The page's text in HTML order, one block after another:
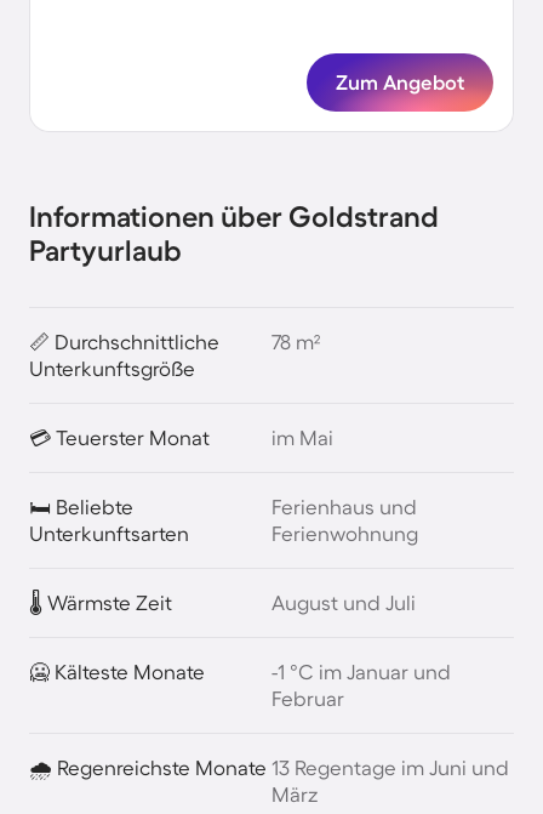
Zum Angebot
Informationen über Goldstrand
Partyurlaub
📏 Durchschnittliche
Unterkunftsgröße
78 m²
💳 Teuerster Monat im Mai
🛏️ Beliebte
Unterkunftsarten
Ferienhaus und
Ferienwohnung
🌡️ Wärmste Zeit August und Juli
🥶 Kälteste Monate
-1 °C im Januar und
Februar
🌧️ Regenreichste Monate 13 Regentage im Juni und
März